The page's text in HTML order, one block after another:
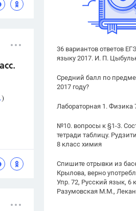
36 вариантов ответов
языку 2017. И. П.
Средний балл по
2017 году?
Лабораторная 1. Физика
№10. вопросы к §1-3.
тетради таблицу.
8 класс химия
Спишите отрывки из
Крылова, верно
Упр. 72, Русский язык, 6
Разумовская М.М.,
)